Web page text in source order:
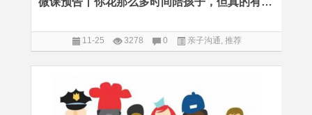
11-25 3278 0 亲子沟通, 推荐